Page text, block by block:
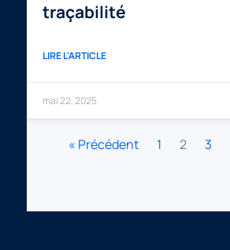
traçabilité
LIRE L'ARTICLE
mai 22, 2025
« Précédent 1 2 3